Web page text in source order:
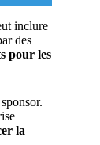
inclure
des
pour les
la